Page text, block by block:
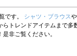
です。 シャツ・ブラウスや
らトレンドアイテムまで多
非ご覧ください。